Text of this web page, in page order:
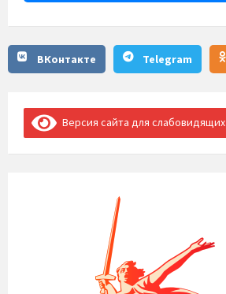
ВКонтакте Telegram
Версия сайта для слабовидящих